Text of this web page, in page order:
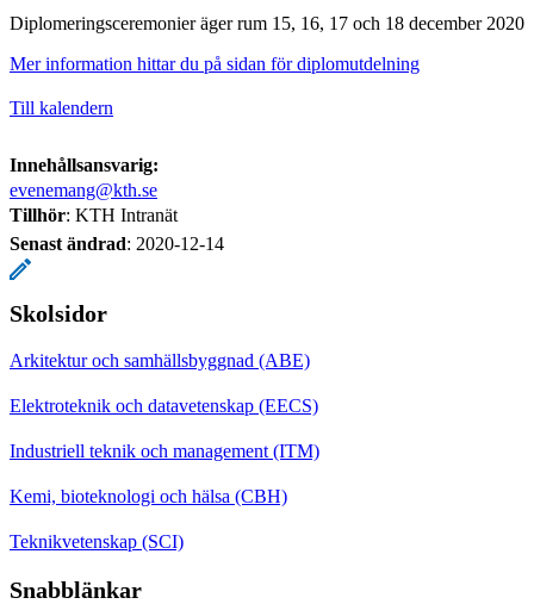
Diplomeringsceremonier äger rum 15, 16, 17 och 18 december 2020
Mer information hittar du på sidan för diplomutdelning
Till kalendern
Innehållsansvarig:
evenemang@kth.se
Tillhör: KTH Intranät
Senast ändrad: 2020-12-14
Skolsidor
Arkitektur och samhällsbyggnad (ABE)
Elektroteknik och datavetenskap (EECS)
Industriell teknik och management (ITM)
Kemi, bioteknologi och hälsa (CBH)
Teknikvetenskap (SCI)
Snabblänkar